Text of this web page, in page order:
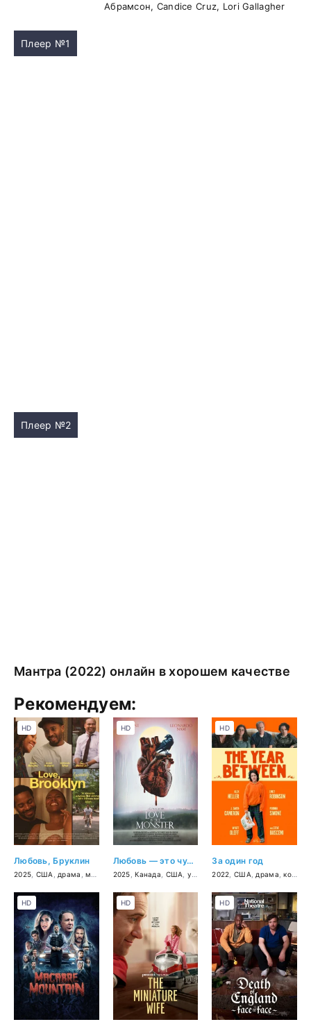
Абрамсон, Candice Cruz, Lori Gallagher
Плеер №1
Плеер №2
Мантра (2022) онлайн в хорошем качестве
Рекомендуем:
Любовь, Бруклин
2025 США драма ,мелодрама , комедия
HD
Любовь — это чудовище
2025 ,Канада США ужасы
HD
За один год
2022 США драма ,комедия
HD
HD HD HD